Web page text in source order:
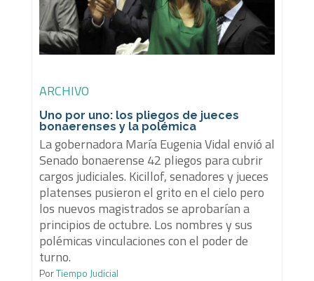
ARCHIVO
Uno por uno: los pliegos de jueces
bonaerenses y la polémica
La gobernadora María Eugenia Vidal envió al
Senado bonaerense 42 pliegos para cubrir
cargos judiciales. Kicillof, senadores y jueces
platenses pusieron el grito en el cielo pero
los nuevos magistrados se aprobarían a
principios de octubre. Los nombres y sus
polémicas vinculaciones con el poder de
turno.
PorTiempo Judicial